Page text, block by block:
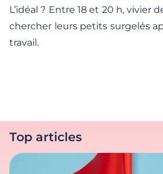
L’idéal ? Entre 18 et 20 h, vivier
chercher leurs petits surgelés
travail.
Top articles